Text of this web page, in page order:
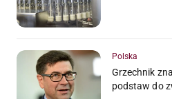
Polska
Grzechnik
podstaw do